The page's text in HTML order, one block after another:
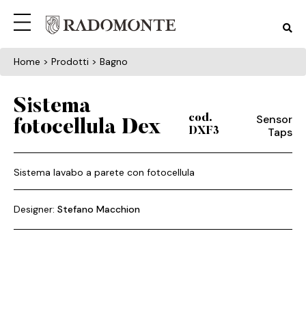
Home > Prodotti > Bagno
Sistema
fotocellula Dex
cod.
DXF3
Sensor
Taps
Sistema lavabo a parete con fotocellula
Designer: Stefano Macchion